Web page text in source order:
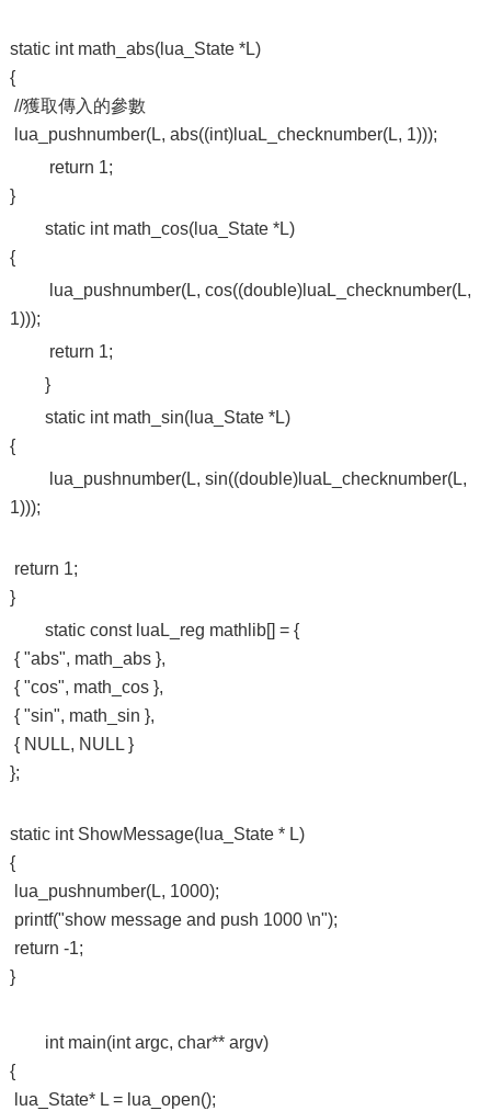
static int math_abs(lua_State *L)
{
//獲取傳入的參數
lua_pushnumber(L, abs((int)luaL_checknumber(L, 1)));
return 1;
}
static int math_cos(lua_State *L)
{
lua_pushnumber(L, cos((double)luaL_checknumber(L,
1)));
return 1;
}
static int math_sin(lua_State *L)
{
lua_pushnumber(L, sin((double)luaL_checknumber(L,
1)));
return 1;
}
static const luaL_reg mathlib[] = {
{ "abs", math_abs },
{ "cos", math_cos },
{ "sin", math_sin },
{ NULL, NULL }
};
static int ShowMessage(lua_State * L)
{
lua_pushnumber(L, 1000);
printf("show message and push 1000 \n");
return -1;
}
int main(int argc, char** argv)
{
lua_State* L = lua_open();